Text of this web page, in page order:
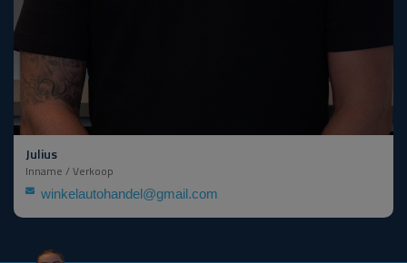
Julius
Inname / Verkoop
winkelautohandel@gmail.com